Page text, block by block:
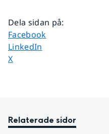
Dela sidan på:
Dela sidan på
Facebook
Dela sidan på
LinkedIn
Dela sidan på
X
Relaterade sidor